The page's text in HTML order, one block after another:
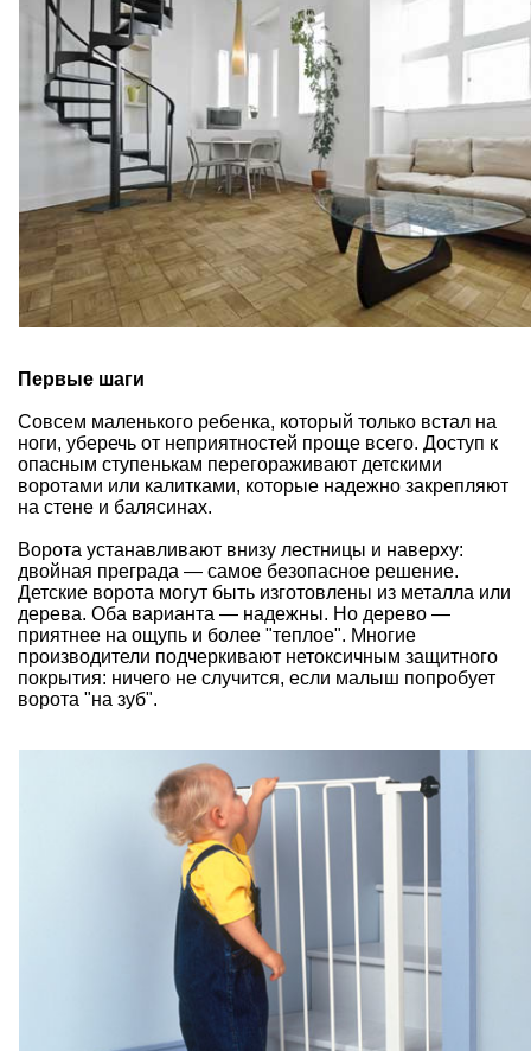
Первые шаги
Совсем маленького ребенка, который только встал на
ноги, уберечь от неприятностей проще всего. Доступ к
опасным ступенькам перегораживают детскими
воротами или калитками, которые надежно закрепляют
на стене и балясинах.
Ворота устанавливают внизу лестницы и наверху:
двойная преграда — самое безопасное решение.
Детские ворота могут быть изготовлены из металла или
дерева. Оба варианта — надежны. Но дерево —
приятнее на ощупь и более "теплое". Многие
производители подчеркивают нетоксичным защитного
покрытия: ничего не случится, если малыш попробует
ворота "на зуб".